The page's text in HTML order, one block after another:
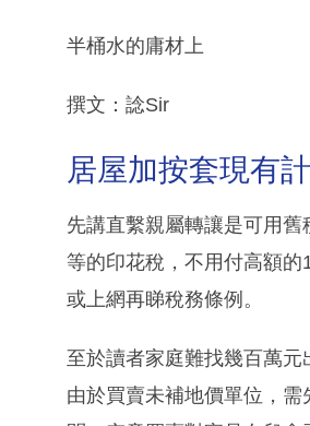
半桶水的庸材上
撰文：諗Sir
居屋加按套現有計
先講直繫親屬轉讓是可用
等的印花稅，不用付高額的
或上網再睇稅務條例。
至於讀者家庭難找幾百萬
由於買賣未補地價單位，